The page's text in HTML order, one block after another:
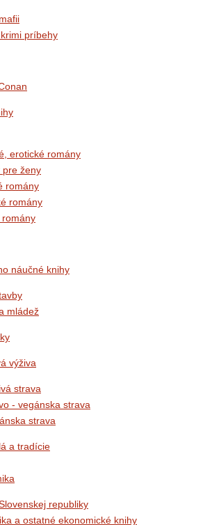
príbehy
erotické romány
pre ženy
romány
romány
romány
náučné knihy
mládež
výživa
strava
- vegánska strava
strava
a tradície
republiky
a ostatné ekonomické knihy